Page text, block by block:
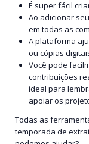
É super fácil
Ao adicionar
em todas as
A plataforma
ou cópias
Você pode
contribuições
ideal para
apoiar os
Todas as
temporada de